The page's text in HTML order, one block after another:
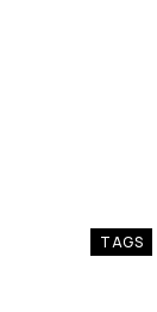
TAGS